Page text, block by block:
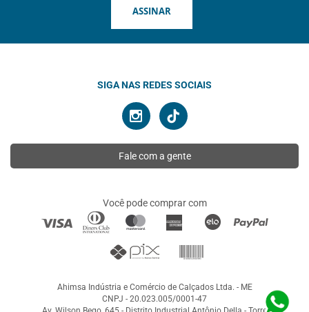
ASSINAR
SIGA NAS REDES SOCIAIS
Fale com a gente
Você pode comprar com
Ahimsa Indústria e Comércio de Calçados Ltda. - ME
CNPJ - 20.023.005/0001-47